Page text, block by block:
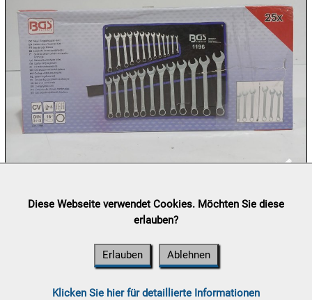
12.08:
12.08:
13.08:
13.08:
Lieferung:Abholung, Versand durchpost.at
(⛟ Versandkostenübersicht)
Diese Webseite verwendet Cookies. Möchten Sie diese
erlauben?
Erlauben Ablehnen
Klicken Sie hier für detaillierte Informationen